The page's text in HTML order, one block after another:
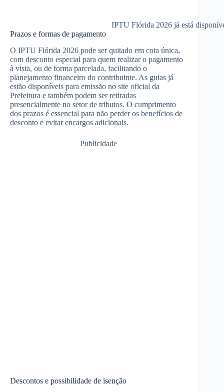
IPTU Flórida 2026 já está
Prazos e formas de pagamento
O IPTU Flórida 2026 pode ser quitado em cota única,
com desconto especial para quem realizar o pagamento
à vista, ou de forma parcelada, facilitando o
planejamento financeiro do contribuinte. As guias já
estão disponíveis para emissão no site oficial da
Prefeitura e também podem ser retiradas
presencialmente no setor de tributos. O cumprimento
dos prazos é essencial para não perder os benefícios de
desconto e evitar encargos adicionais.
Publicidade
Descontos e possibilidade de isenção